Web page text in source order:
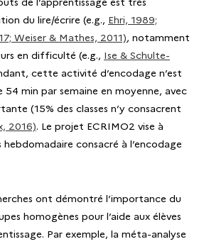
du lire/écrire (e.g., Ehri, 1989;
Weiser & Mathes, 2011), notamment
en difficulté (e.g., Ise & Schulte-
cette activité d’encodage n’est
54 min par semaine en moyenne, avec
(15% des classes n’y consacrent
2016). Le projet ECRIMO2 vise à
consacré à l’encodage
ont démontré l’importance du
homogènes pour l’aide aux élèves
Par exemple, la méta-analyse